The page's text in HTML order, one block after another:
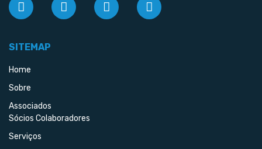
SITEMAP
Home
Sobre
Associados
Sócios Colaboradores
Serviços